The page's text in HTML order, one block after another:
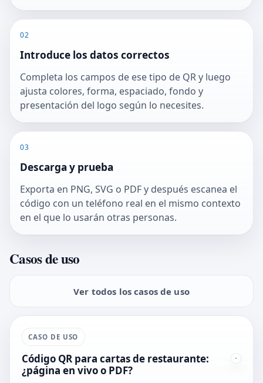
02
Introduce los datos correctos
Completa los campos de ese tipo de QR y luego
ajusta colores, forma, espaciado, fondo y
presentación del logo según lo necesites.
03
Descarga y prueba
Exporta en PNG, SVG o PDF y después escanea el
código con un teléfono real en el mismo contexto
en el que lo usarán otras personas.
Casos de uso
Ver todos los casos de uso
CASO DE USO
Código QR para cartas de restaurante:
¿página en vivo o PDF?